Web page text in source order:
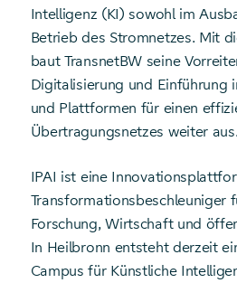
Intelligenz (KI) sowohl im
Betrieb des Stromnetzes. Mit
baut TransnetBW seine
Digitalisierung und Einführung
und Plattformen für einen
Übertragungsnetzes weiter aus.
IPAI ist eine
Transformationsbeschleuniger
Forschung, Wirtschaft und
In Heilbronn entsteht derzeit
Campus für Künstliche